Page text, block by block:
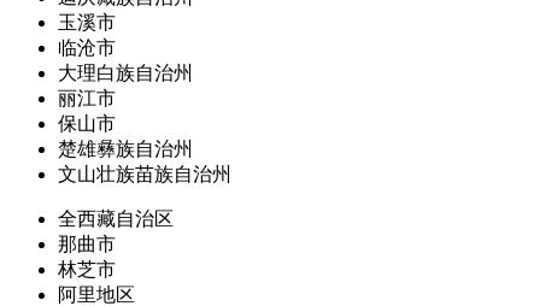
玉溪市
临沧市
大理白族自治州
丽江市
保山市
楚雄彝族自治州
文山壮族苗族自治州
全西藏自治区
那曲市
林芝市
阿里地区